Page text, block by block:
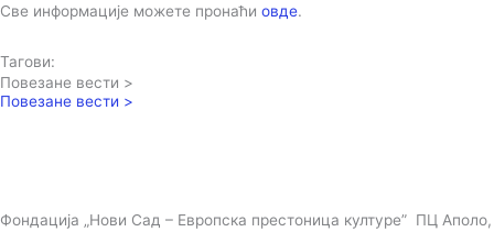
Све информације можете пронаћи овде.
Тагови:
Повезане вести >
Повезане вести >
Фондација „Нови Сад – Европска престоница културе” ПЦ Аполо,